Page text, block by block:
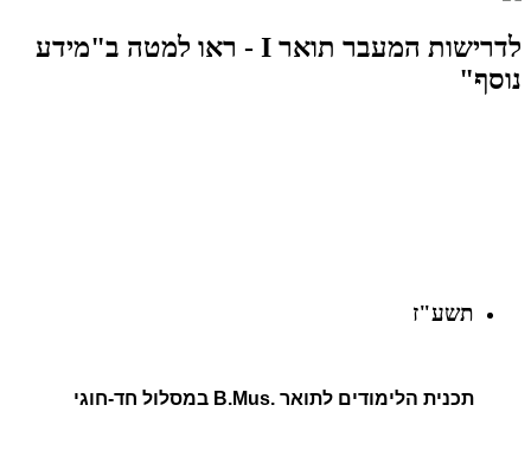
לדרישות המעבר תואר I - ראו למטה ב"מידע
נוסף"
תשע"ז
תכנית הלימודים לתואר .B.Mus במסלול חד-חוגי